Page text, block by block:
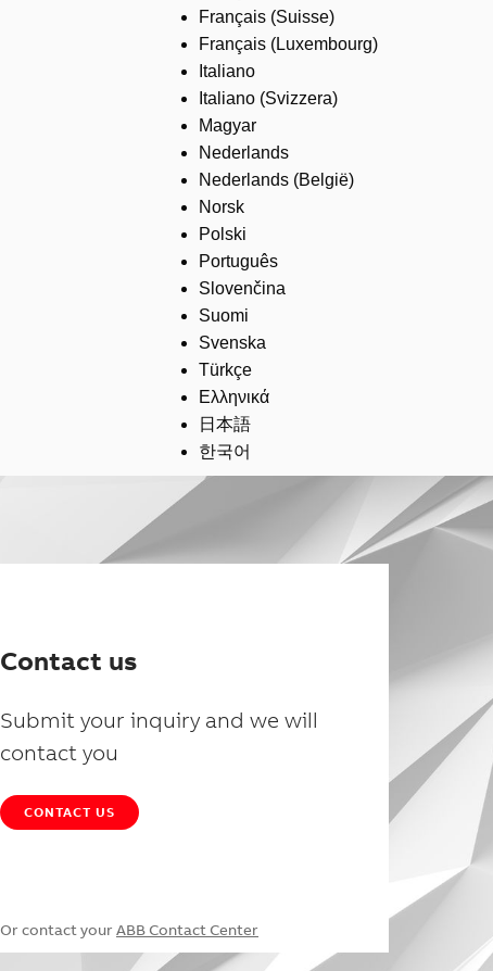
Français (Suisse)
Français (Luxembourg)
Italiano
Italiano (Svizzera)
Magyar
Nederlands
Nederlands (België)
Norsk
Polski
Português
Slovenčina
Suomi
Svenska
Türkçe
Ελληνικά
日本語
한국어
Contact us
Submit your inquiry and we will
contact you
CONTACT US
Or contact your ABB Contact Center